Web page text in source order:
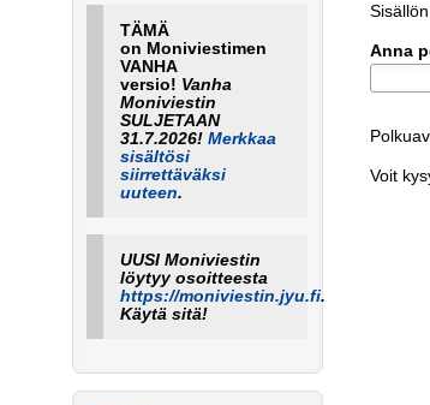
Anna
Voit
TÄMÄ
on Moniviestimen
VANHA
versio! Vanha
Moniviestin
SULJETAAN
31.7.2026! Merkkaa
sisältösi
siirrettäväksi
uuteen.
UUSI Moniviestin
löytyy osoitteesta
https://moniviestin.jyu.fi.
Käytä sitä!